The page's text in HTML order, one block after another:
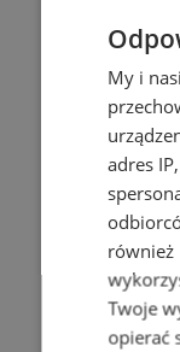
My i
adres
również
Twoje
opierać